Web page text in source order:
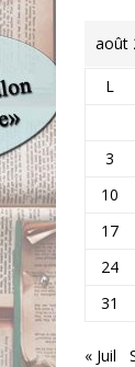
août
L
3
10
17
24
31
« Juil